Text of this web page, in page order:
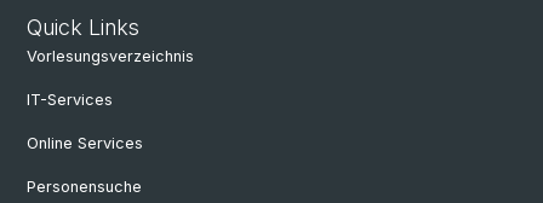
Quick Links
Vorlesungsverzeichnis
IT-Services
Online Services
Personensuche